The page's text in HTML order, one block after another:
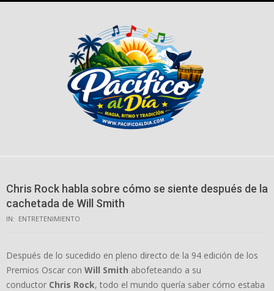
Chris Rock habla sobre cómo se siente después de la
cachetada de Will Smith
IN: ENTRETENIMIENTO
Después de lo sucedido en pleno directo de la 94 edición de los
Premios Oscar con Will Smith abofeteando a su
conductor Chris Rock, todo el mundo quería saber cómo estaba